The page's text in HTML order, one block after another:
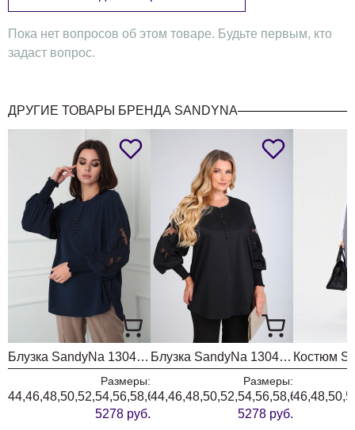
Пока нет вопросов об этом товаре. Будьте первым, кто
задаст вопрос.
ДРУГИЕ ТОВАРЫ БРЕНДА SANDYNA
Блузка SandyNa 130413 синий
Размеры:
44,46,48,50,52,54,56,58,60,62,64,66,68,70,72
5278 руб.
Блузка SandyNa 130413 черный
Размеры:
5278 руб.